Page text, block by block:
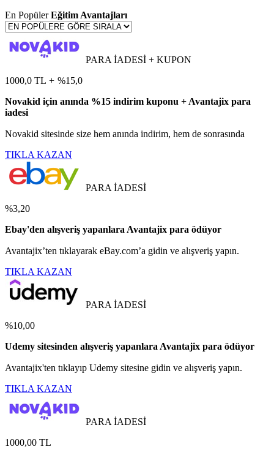
En PopülerEğitim Avantajları
PARA İADESİ + KUPON
1000,0 TL + %15,0
Novakid için anında %15 indirim kuponu + Avantajix para
iadesi
Novakid sitesinde size hem anında indirim, hem de sonrasında
TIKLA KAZAN
PARA İADESİ
%3,20
Ebay'den alışveriş yapanlara Avantajix para ödüyor
Avantajix’ten tıklayarak eBay.com’a gidin ve alışveriş yapın.
TIKLA KAZAN
PARA İADESİ
%10,00
Udemy sitesinden alışveriş yapanlara Avantajix para ödüyor
Avantajix'ten tıklayıp Udemy sitesine gidin ve alışveriş yapın.
TIKLA KAZAN
PARA İADESİ
1000,00 TL